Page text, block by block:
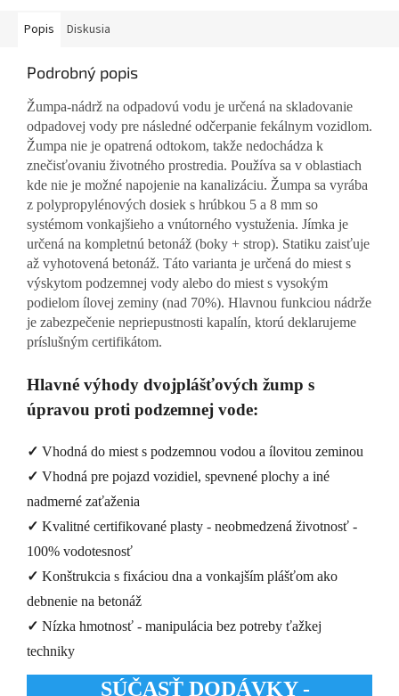
Popis Diskusia
Podrobný popis
Žumpa-nádrž na odpadovú vodu je určená na skladovanie
odpadovej vody pre následné odčerpanie fekálnym vozidlom.
Žumpa nie je opatrená odtokom, takže nedochádza k
znečisťovaniu životného prostredia. Používa sa v oblastiach
kde nie je možné napojenie na kanalizáciu. Žumpa sa vyrába
z polypropylénových dosiek s hrúbkou 5 a 8 mm so
systémom vonkajšieho a vnútorného vystuženia. Jímka je
určená na kompletnú betonáž (boky + strop). Statiku zaisťuje
až vyhotovená betonáž. Táto varianta je určená do miest s
výskytom podzemnej vody alebo do miest s vysokým
podielom ílovej zeminy (nad 70%). Hlavnou funkciou nádrže
je zabezpečenie nepriepustnosti kapalín, ktorú deklarujeme
príslušným certifikátom.
Hlavné výhody dvojplášťových žump s
úpravou proti podzemnej vode:
✓ Vhodná do miest s podzemnou vodou a ílovitou zeminou
✓ Vhodná pre pojazd vozidiel, spevnené plochy a iné
nadmerné zaťaženia
✓ Kvalitné certifikované plasty - neobmedzená životnosť -
100% vodotesnosť
✓ Konštrukcia s fixáciou dna a vonkajším plášťom ako
debnenie na betonáž
✓ Nízka hmotnosť - manipulácia bez potreby ťažkej
techniky
SÚČASŤ DODÁVKY -